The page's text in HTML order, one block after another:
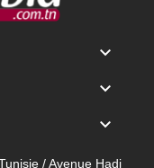



/ Avenue Hadj